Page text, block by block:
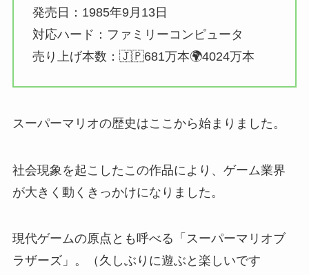
発売日：1985年9月13日
対応ハード：ファミリーコンピュータ
売り上げ本数：🇯🇵681万本🌍4024万本
スーパーマリオの歴史はここから始まりました。
社会現象を起こしたこの作品により、ゲーム業界
が大きく動くきっかけになりました。
現代ゲームの原点とも呼べる「スーパーマリオブ
ラザーズ」。（久しぶりに遊ぶと楽しいです